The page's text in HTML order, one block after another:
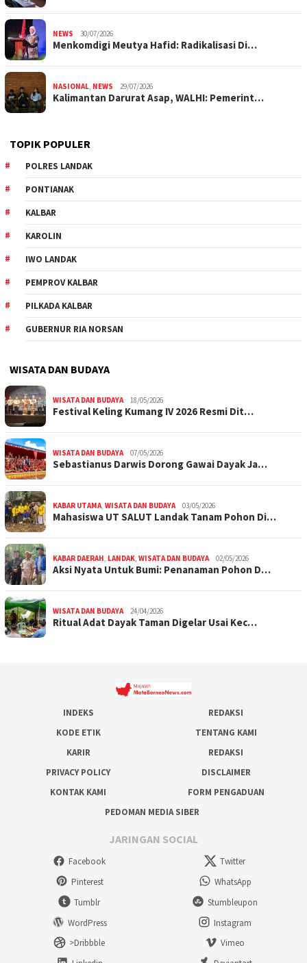
NEWS 30/07/2026
Menkomdigi Meutya Hafid: Radikalisasi Di…
NASIONAL, NEWS 29/07/2026
Kalimantan Darurat Asap, WALHI: Pemerint…
TOPIK POPULER
POLRES LANDAK
PONTIANAK
KALBAR
KAROLIN
IWO LANDAK
PEMPROV KALBAR
PILKADA KALBAR
GUBERNUR RIA NORSAN
WISATA DAN BUDAYA
WISATA DAN BUDAYA 18/05/2026
Festival Keling Kumang IV 2026 Resmi Dit…
WISATA DAN BUDAYA 07/05/2026
Sebastianus Darwis Dorong Gawai Dayak Ja…
KABAR UTAMA, WISATA DAN BUDAYA 03/05/2026
Mahasiswa UT SALUT Landak Tanam Pohon Di…
KABAR DAERAH, LANDAK, WISATA DAN BUDAYA 02/05/2026
Aksi Nyata Untuk Bumi: Penanaman Pohon D…
WISATA DAN BUDAYA 24/04/2026
Ritual Adat Dayak Taman Digelar Usai Kec…
INDEKS
REDAKSI
KODE ETIK
TENTANG KAMI
KARIR
REDAKSI
PRIVACY POLICY
DISCLAIMER
KONTAK KAMI
FORM PENGADUAN
PEDOMAN MEDIA SIBER
JARINGAN SOCIAL
Facebook
Twitter
Pinterest
WhatsApp
Tumblr
Stumbleupon
WordPress
Instagram
>Dribbble
Vimeo